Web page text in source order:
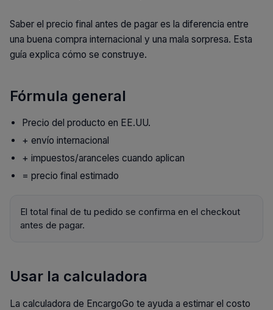
Saber el precio final antes de pagar es la diferencia entre
una buena compra internacional y una mala sorpresa. Esta
guía explica cómo se construye.
Fórmula general
Precio del producto en EE.UU.
+ envío internacional
+ impuestos/aranceles cuando aplican
= precio final estimado
El total final de tu pedido se confirma en el checkout
antes de pagar.
Usar la calculadora
La calculadora de EncargoGo te ayuda a estimar el costo